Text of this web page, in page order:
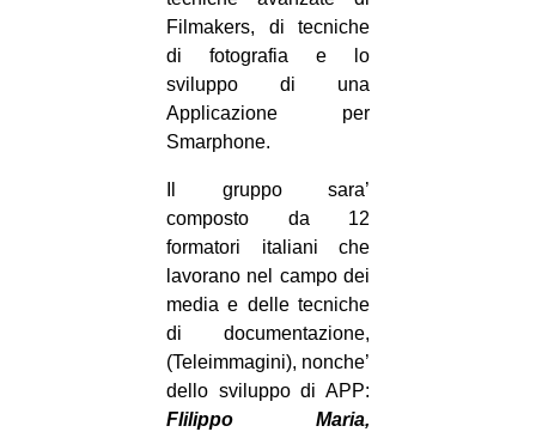
Filmakers, di tecniche
di fotografia e lo
sviluppo di una
Applicazione per
Smarphone.
Il gruppo sara’
composto da 12
formatori italiani che
lavorano nel campo dei
media e delle tecniche
di documentazione,
(Teleimmagini), nonche’
dello sviluppo di APP:
Flilippo Maria,